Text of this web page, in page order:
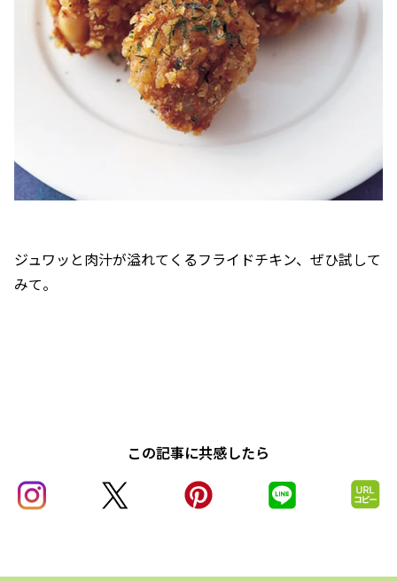
ジュワッと肉汁が溢れてくるフライドチキン、ぜひ試して
みて。
この記事に共感したら